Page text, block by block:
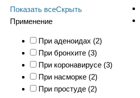
Показать всеСкрыть
Применение
При аденоидах (2)
При бронхите (3)
При коронавирусе (3)
При насморке (2)
При простуде (2)